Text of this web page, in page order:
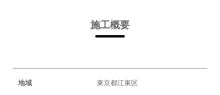
施工概要
地域 東京都江東区